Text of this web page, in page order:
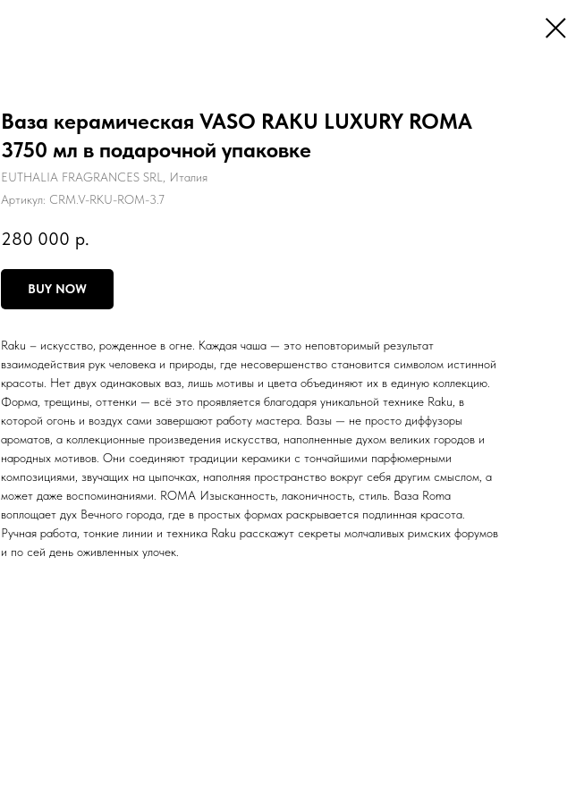
Ваза керамическая VASO RAKU LUXURY ROMA
3750 мл в подарочной упаковке
EUTHALIA FRAGRANCES SRL, Италия
Артикул: CRM.V-RKU-ROM-3.7
280 000 р.
BUY NOW
Raku – искусство, рожденное в огне. Каждая чаша — это неповторимый результат
взаимодействия рук человека и природы, где несовершенство становится символом истинной
красоты. Нет двух одинаковых ваз, лишь мотивы и цвета объединяют их в единую коллекцию.
Форма, трещины, оттенки — всё это проявляется благодаря уникальной технике Raku, в
которой огонь и воздух сами завершают работу мастера. Вазы — не просто диффузоры
ароматов, а коллекционные произведения искусства, наполненные духом великих городов и
народных мотивов. Они соединяют традиции керамики с тончайшими парфюмерными
композициями, звучащих на цыпочках, наполняя пространство вокруг себя другим смыслом, а
может даже воспоминаниями. ROMA Изысканность, лаконичность, стиль. Ваза Roma
воплощает дух Вечного города, где в простых формах раскрывается подлинная красота.
Ручная работа, тонкие линии и техника Raku расскажут секреты молчаливых римских форумов
и по сей день оживленных улочек.